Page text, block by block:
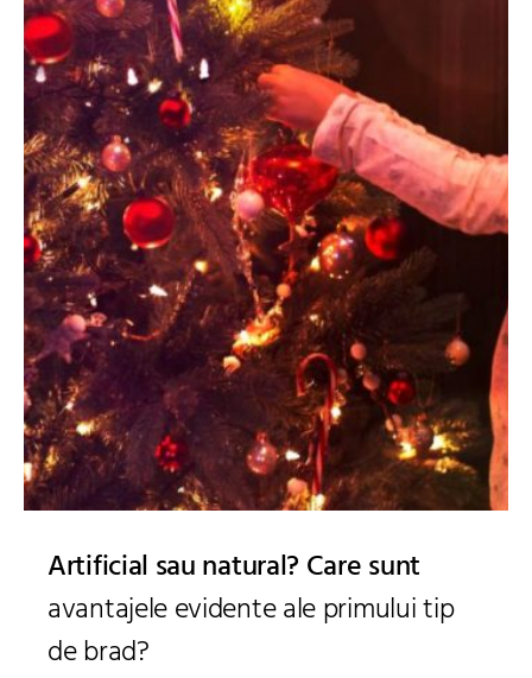
Artificial sau natural? Care sunt
avantajele evidente ale primului tip
de brad?